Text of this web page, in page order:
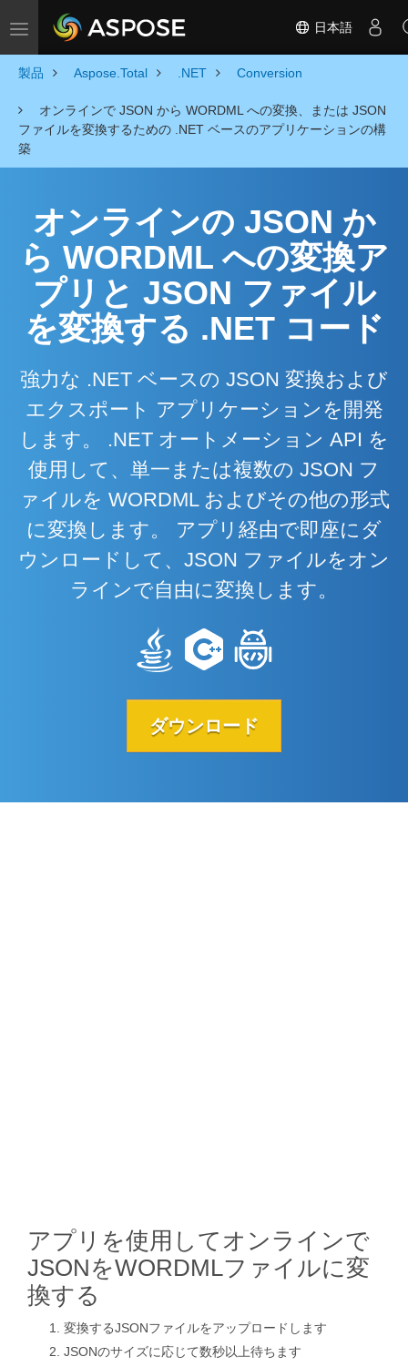
Toggle navigation 日本語
製品 Aspose.Total .NET Conversion
オンラインで JSON から WORDML への変換、または JSON
ファイルを変換するための .NET ベースのアプリケーションの構
築
オンラインの JSON か
ら WORDML への変換ア
プリと JSON ファイル
を変換する .NET コード
強力な .NET ベースの JSON 変換および
エクスポート アプリケーションを開発
します。 .NET オートメーション API を
使用して、単一または複数の JSON フ
ァイルを WORDML およびその他の形式
に変換します。 アプリ経由で即座にダ
ウンロードして、JSON ファイルをオン
ラインで自由に変換します。
ダウンロード
アプリを使用してオンラインで
JSONをWORDMLファイルに変
換する
変換するJSONファイルをアップロードします
JSONのサイズに応じて数秒以上待ちます